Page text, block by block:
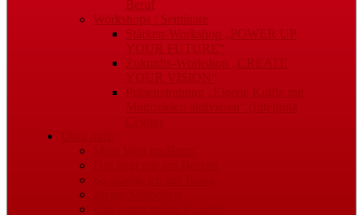
Beruf
Workshops / Seminare
Stärken-Workshop „POWER UP
YOUR FUTURE“
Zukunfts-Workshop „CREATE
YOUR VISION“
Präsenztraining „Eigene Kräfte mit